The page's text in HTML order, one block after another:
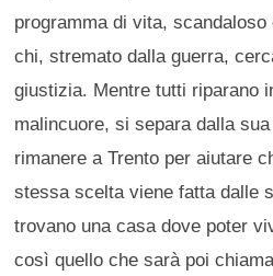
programma di vita,
chi, stremato dalla guerra,
giustizia. Mentre tutti riparano
malincuore, si separa dalla
rimanere a Trento per aiutare
stessa scelta viene fatta dalle
trovano una casa dove poter
così quello che sarà poi